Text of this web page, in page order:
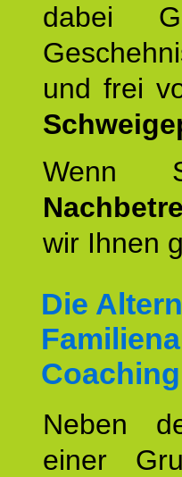
dabei
und frei
Wenn
wir Ihnen
Die
Coaching
Neben
einer